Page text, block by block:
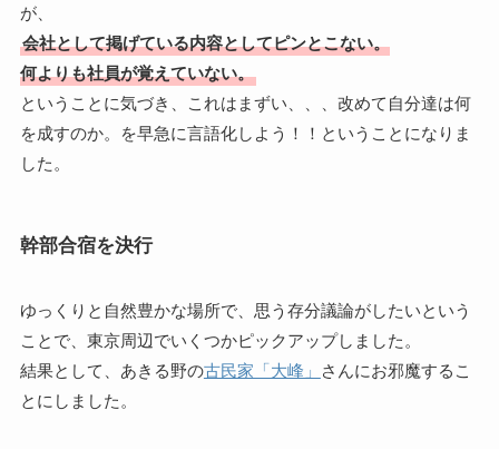
が、
会社として掲げている内容としてピンとこない。
何よりも社員が覚えていない。
ということに気づき、これはまずい、、、改めて自分達は何
を成すのか。を早急に言語化しよう！！ということになりま
した。
幹部合宿を決行
ゆっくりと自然豊かな場所で、思う存分議論がしたいという
ことで、東京周辺でいくつかピックアップしました。
結果として、あきる野の古民家「大峰」 さんにお邪魔するこ
とにしました。